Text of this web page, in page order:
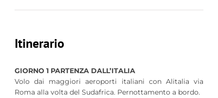
Itinerario
GIORNO 1 PARTENZA DALL’ITALIA
Volo dai maggiori aeroporti italiani con Alitalia via
Roma alla volta del Sudafrica. Pernottamento a bordo.